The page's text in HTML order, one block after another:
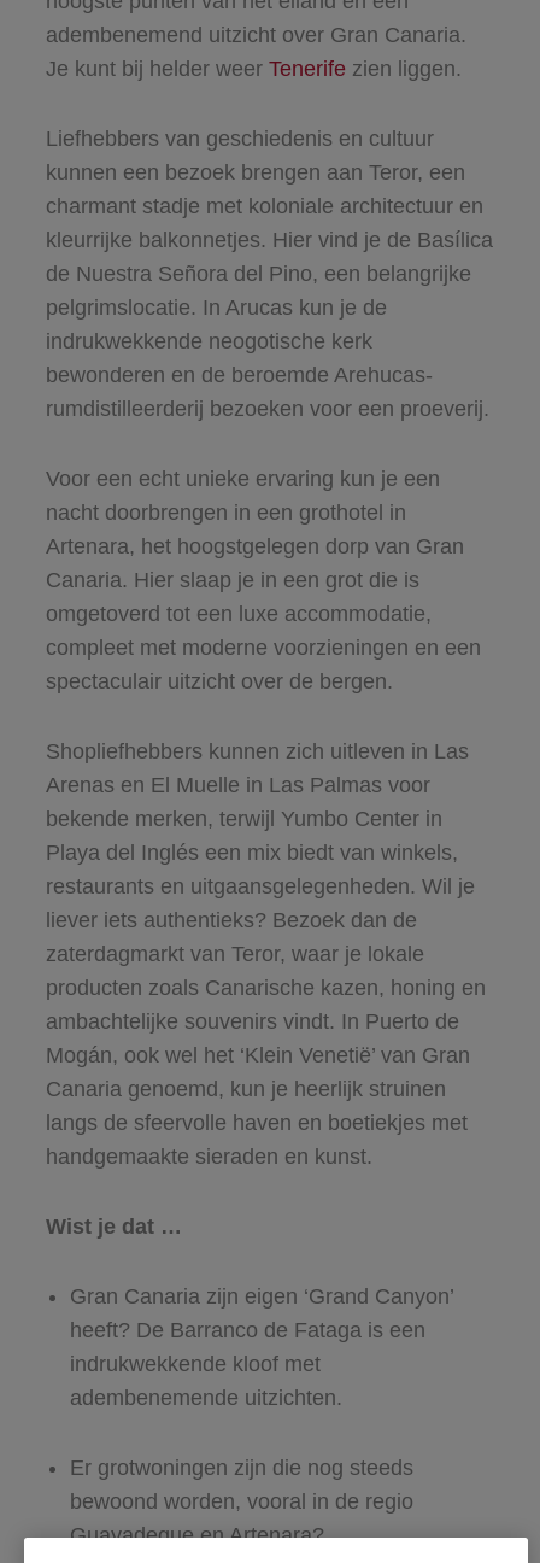
adembenemend uitzicht over Gran Canaria.
Je kunt bij helder weer Tenerife zien liggen.
Liefhebbers van geschiedenis en cultuur
kunnen een bezoek brengen aan Teror, een
charmant stadje met koloniale architectuur en
kleurrijke balkonnetjes. Hier vind je de Basílica
de Nuestra Señora del Pino, een belangrijke
pelgrimslocatie. In Arucas kun je de
indrukwekkende neogotische kerk
bewonderen en de beroemde Arehucas-
rumdistilleerderij bezoeken voor een proeverij.
Voor een echt unieke ervaring kun je een
nacht doorbrengen in een grothotel in
Artenara, het hoogstgelegen dorp van Gran
Canaria. Hier slaap je in een grot die is
omgetoverd tot een luxe accommodatie,
compleet met moderne voorzieningen en een
spectaculair uitzicht over de bergen.
Shopliefhebbers kunnen zich uitleven in Las
Arenas en El Muelle in Las Palmas voor
bekende merken, terwijl Yumbo Center in
Playa del Inglés een mix biedt van winkels,
restaurants en uitgaansgelegenheden. Wil je
liever iets authentieks? Bezoek dan de
zaterdagmarkt van Teror, waar je lokale
producten zoals Canarische kazen, honing en
ambachtelijke souvenirs vindt. In Puerto de
Mogán, ook wel het ‘Klein Venetië’ van Gran
Canaria genoemd, kun je heerlijk struinen
langs de sfeervolle haven en boetiekjes met
handgemaakte sieraden en kunst.
Wist je dat …
Gran Canaria zijn eigen ‘Grand Canyon’
heeft? De Barranco de Fataga is een
indrukwekkende kloof met
adembenemende uitzichten.
Er grotwoningen zijn die nog steeds
bewoond worden, vooral in de regio
Guayadeque en Artenara?